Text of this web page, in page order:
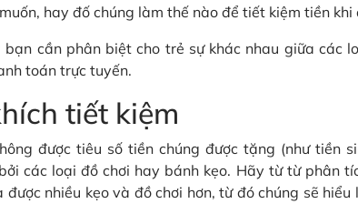
hay đố chúng làm thế nào để tiết kiệm tiền khi
bạn cần phân biệt cho trẻ sự khác nhau giữa các
toán trực tuyến.
tiết kiệm
được tiêu số tiền chúng được tặng (như tiền
các loại đồ chơi hay bánh kẹo. Hãy từ từ phân
được nhiều kẹo và đồ chơi hơn, từ đó chúng sẽ